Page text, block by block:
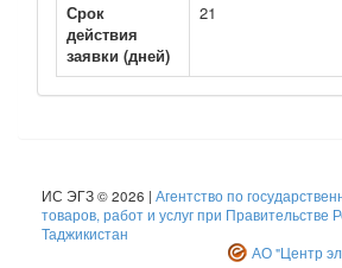
Срок
действия
заявки (дней)
21
ИС ЭГЗ © 2026 | Агентство по
товаров, работ и услуг при Правительстве
Таджикистан
АО "Центр